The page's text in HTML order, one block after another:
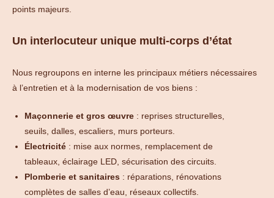
points majeurs.
Un interlocuteur unique multi-corps d’état
Nous regroupons en interne les principaux métiers nécessaires
à l’entretien et à la modernisation de vos biens :
Maçonnerie et gros œuvre : reprises structurelles,
seuils, dalles, escaliers, murs porteurs.
Électricité : mise aux normes, remplacement de
tableaux, éclairage LED, sécurisation des circuits.
Plomberie et sanitaires : réparations, rénovations
complètes de salles d’eau, réseaux collectifs.